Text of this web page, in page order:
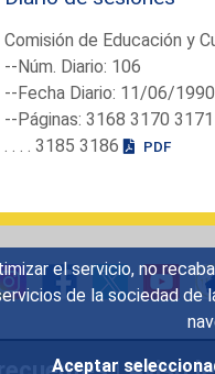
el servicio, no
de la sociedad
Aceptar
Comisión de Educación y
--Núm. Diario: 106
--Fecha Diario: 11/06/1990
--Páginas: 3168 3170
. . . . 3185 3186
PDF